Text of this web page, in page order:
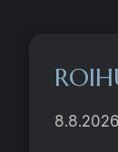
8.8.2026